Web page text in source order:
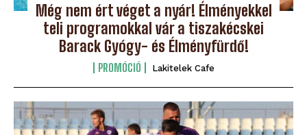
Még nem ért véget a nyár! Élményekkel
teli programokkal vár a tiszakécskei
Barack Gyógy- és Élményfürdő!
PROMÓCIÓ Lakitelek Cafe